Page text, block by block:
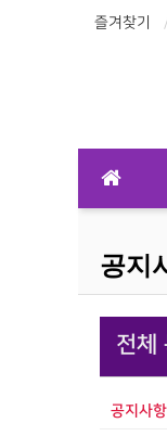
즐겨찾기
공지
전체
공지사항